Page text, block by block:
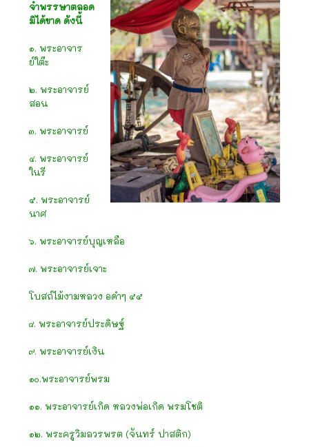
จำพรรษาตลอด
มิได้ขาด ดังนี้
๑. พระอาจาร
ย์ใต๊ะ
๒. พระอาจารย์
สอน
๓. พระอาจารย์
๔. พระอาจารย์
ในรี
๕. พระอาจารย์
นาศ
๖. พระอาจารย์บุญเหลือ
๗. พระอาจารย์เจาะ
โบสถ์ไม้งามหลวง อดำๆ ๕๕
๘. พระอาจารย์ประดิษฐ์
๙. พระอาจารย์เงิน
๑๐.พระอาจารย์พรม
๑๑. พระอาจารย์เกิด หลวงพ่อเกิด พรมโชติ
๑๒. พระครูวิมลวรพรต (จันทร์ ปาสติก)